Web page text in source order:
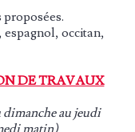
occitan,
DE TRAVAUX
dimanche au jeudi